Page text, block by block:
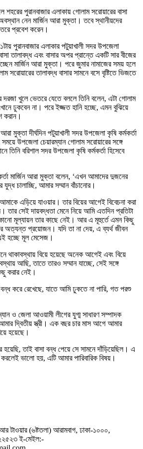
পুরানবাজার এলাকায় গোলাম সরোয়ারের বাসা
নেন মার্জিন আরা মুক্তা। তবে স্থানীয়দের
প্রবেশ করেন।
পুরানবাজার এলাকার পটুয়াখালী সদর উপজেলা
তালাবদ্ধ এবং বাসার অপর প্রান্তে একটি সার বীজের
মার্জিন আরা মুক্তা। পরে জুমার নামাজের সময় হলে
সরোয়ারের তালাবদ্ধ বাসার সামনে বসে বৃষ্টিতে ভিজতে
দরজা খুলে ভেতরে যেতে বললে তিনি বলেন, এটা গোলাম
ঢুকবেন না। পরে ইজ্জত হানি হচ্ছে, এমন বুঝিয়ে
করান।
মুক্তা দীর্ঘদিন পটুয়াখালী সদর উপজেলা কৃষি কর্মকর্তা
উপজেলা চেয়ারম্যান গোলাম সরোয়ারের সঙ্গে
তিনি বরিশাল সদর উপজেলা কৃষি কর্মকর্তা হিসেবে
মার্জিন আরা মুক্তা বলেন, ‘এখন আমাদের দুজনের
চালাচ্ছি, আমার সম্মান বাঁচানোর।
এড়িয়ে যাওয়ার। তার বিয়ের আগেই বিবেচনা করা
তার সেই দায়বদ্ধতা মেনে নিয়ে আমি এতদিন প্রতিটা
মূল্যায়ন তার কাছে নেই। আর এ মূহুর্তে এমন কিছু
অত্যন্ত প্রয়োজন। যদি তা না দেয়, এ ব্যর্থ জীবন
হচ্ছে মূল মেসেজ।
থাকাবস্থায় বিয়ে হয়েছে অনেক আগেই এবং বিয়ে
আছি, তাতে তারও সম্মান যাচ্ছে, সেই সঙ্গে
করার নেই।
বন্ধ করে রেখেছে, যাতে আমি ঢুকতে না পারি, গত পরশু
ও জেলা আওয়ামী লীগের যুগ্ম সাধারণ সম্পাদক
দ্বিতীয় স্ত্রী। এক বছর চার মাস আগে আমার
হয়েছে।
তাই বাসা বন্ধ পেয়ে সে সামনে দাঁড়িয়েছিল। এ
করলেই ভালো হয়, এটি আমার পারিবারিক বিষয়।
আর টাওয়ার (৬ষ্টতলা) আরামবাগ, ঢাকা-১০০০,
ই-মেইল:-